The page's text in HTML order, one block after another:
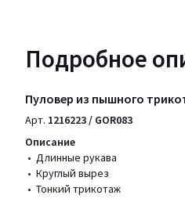
Подробное
Пуловер из пышного
Арт. 1216223 / GOR083
Описание
• Длинные рукава
• Круглый вырез
• Тонкий трикотаж